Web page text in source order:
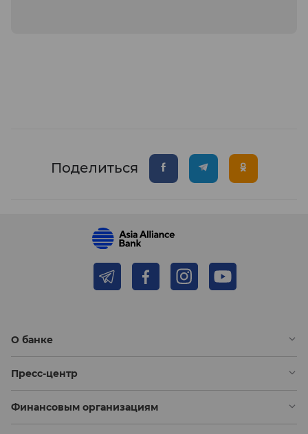
Поделиться
О банке
Пресс-центр
Финансовым организациям